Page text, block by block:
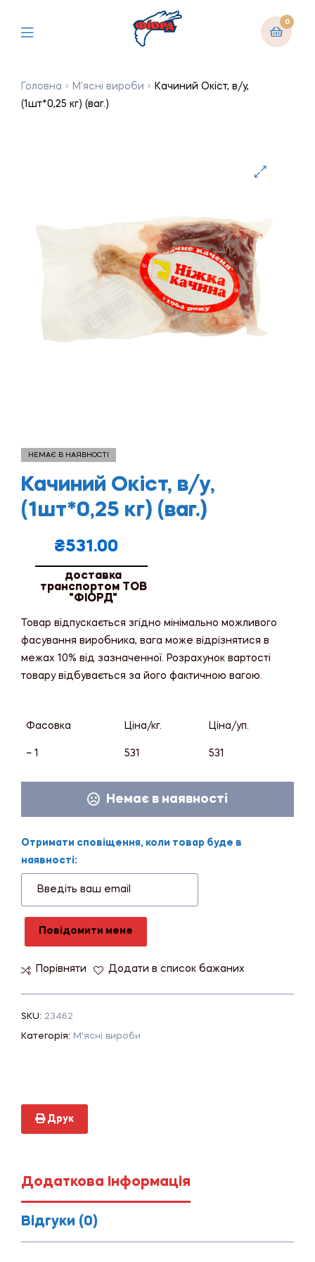
0
Головна М'ясні вироби
Качиний Окіст, в/у,
(1шт*0,25 кг) (ваг.)
НЕМАЄ В НАЯВНОСТІ
Качиний Окіст, в/у,
(1шт*0,25 кг) (ваг.)
₴531.00
доставка
транспортом ТОВ
"ФІОРД"
Товар відпускається згідно мінімально можливого
фасування виробника, вага може відрізнятися в
межах 10% від зазначенної. Розрахунок вартості
товару відбувається за його фактичною вагою.
Фасовка Ціна/кг. Ціна/уп.
~ 1 531 531
Немає в наявності
Отримати сповіщення, коли товар буде в
наявності:
Повідомити мене
Порівняти Додати в список бажаних
SKU: 23462
Категорія: М'ясні вироби
Друк
Додаткова Інформація
Відгуки (0)